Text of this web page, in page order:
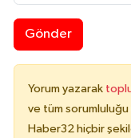
Gönder
Yorum yazarak
ve tüm
Haber32 hiçbir